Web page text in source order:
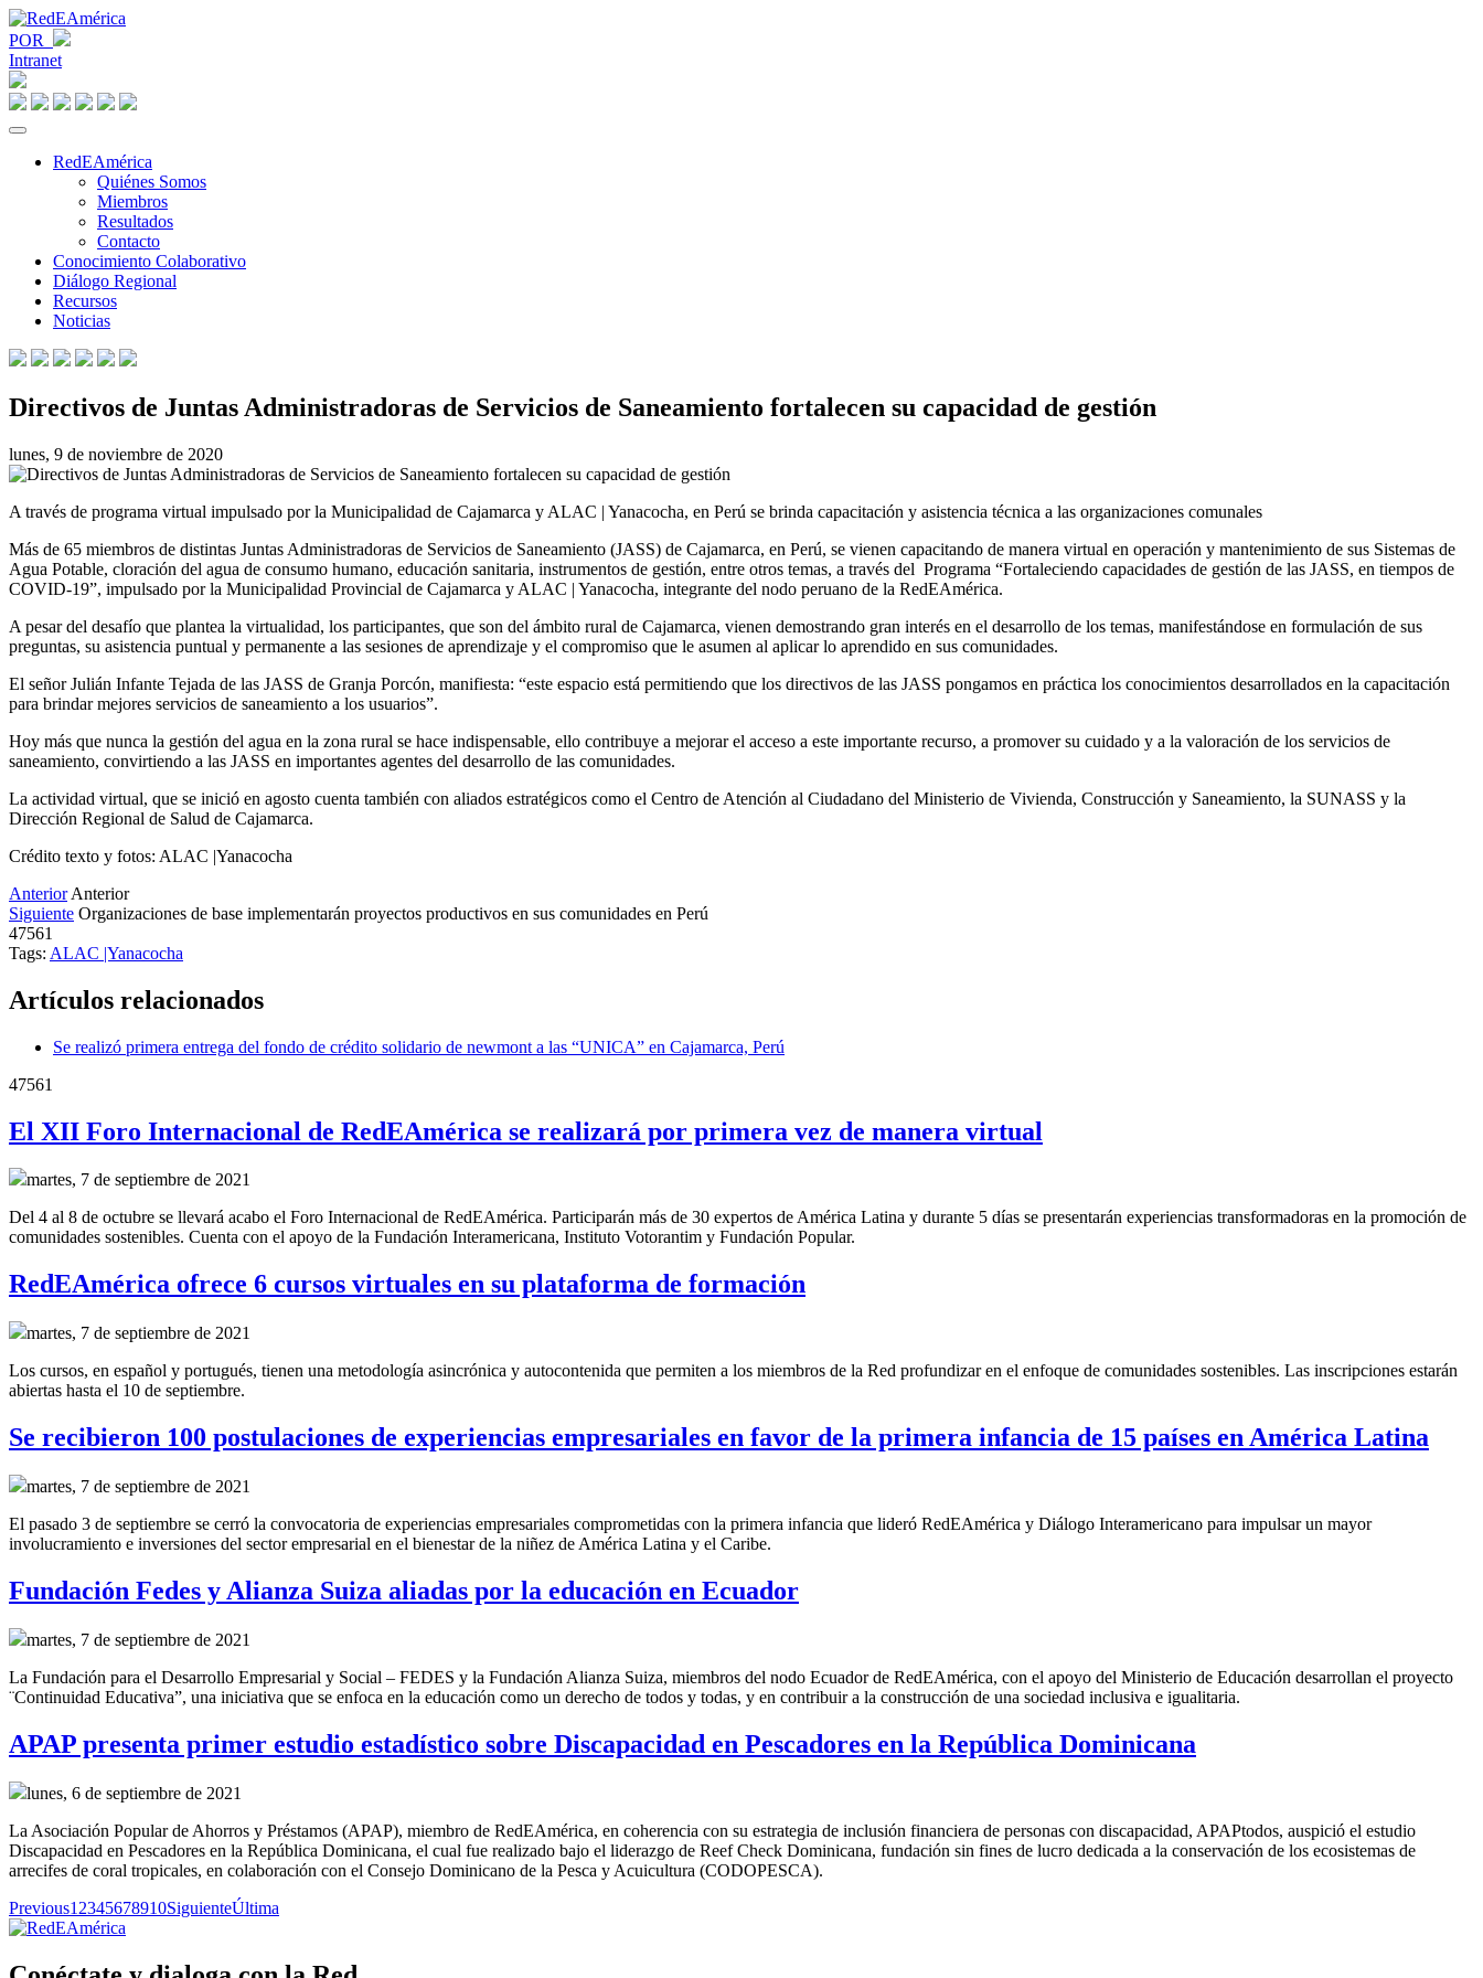
POR
Intranet
RedEAmérica
Quiénes Somos
Miembros
Resultados
Contacto
Conocimiento Colaborativo
Diálogo Regional
Recursos
Noticias
Directivos de Juntas Administradoras de Servicios de Saneamiento fortalecen su capacidad de gestión
lunes, 9 de noviembre de 2020
A través de programa virtual impulsado por la Municipalidad de Cajamarca y ALAC | Yanacocha, en Perú se brinda capacitación y asistencia técnica a las organizaciones comunales
Más de 65 miembros de distintas Juntas Administradoras de Servicios de Saneamiento (JASS) de Cajamarca, en Perú, se vienen capacitando de manera virtual en operación y mantenimiento de sus Sistemas de
Agua Potable, cloración del agua de consumo humano, educación sanitaria, instrumentos de gestión, entre otros temas, a través del Programa “Fortaleciendo capacidades de gestión de las JASS, en tiempos de
COVID-19”, impulsado por la Municipalidad Provincial de Cajamarca y ALAC | Yanacocha, integrante del nodo peruano de la RedEAmérica.
A pesar del desafío que plantea la virtualidad, los participantes, que son del ámbito rural de Cajamarca, vienen demostrando gran interés en el desarrollo de los temas, manifestándose en formulación de sus
preguntas, su asistencia puntual y permanente a las sesiones de aprendizaje y el compromiso que le asumen al aplicar lo aprendido en sus comunidades.
El señor Julián Infante Tejada de las JASS de Granja Porcón, manifiesta: “este espacio está permitiendo que los directivos de las JASS pongamos en práctica los conocimientos desarrollados en la capacitación
para brindar mejores servicios de saneamiento a los usuarios”.
Hoy más que nunca la gestión del agua en la zona rural se hace indispensable, ello contribuye a mejorar el acceso a este importante recurso, a promover su cuidado y a la valoración de los servicios de
saneamiento, convirtiendo a las JASS en importantes agentes del desarrollo de las comunidades.
La actividad virtual, que se inició en agosto cuenta también con aliados estratégicos como el Centro de Atención al Ciudadano del Ministerio de Vivienda, Construcción y Saneamiento, la SUNASS y la
Dirección Regional de Salud de Cajamarca.
Crédito texto y fotos: ALAC |Yanacocha
Anterior Anterior
Siguiente Organizaciones de base implementarán proyectos productivos en sus comunidades en Perú
47561
Tags: ALAC |Yanacocha
Artículos relacionados
Se realizó primera entrega del fondo de crédito solidario de newmont a las “UNICA” en Cajamarca, Perú
47561
El XII Foro Internacional de RedEAmérica se realizará por primera vez de manera virtual
martes, 7 de septiembre de 2021
Del 4 al 8 de octubre se llevará acabo el Foro Internacional de RedEAmérica. Participarán más de 30 expertos de América Latina y durante 5 días se presentarán experiencias transformadoras en la promoción de
comunidades sostenibles. Cuenta con el apoyo de la Fundación Interamericana, Instituto Votorantim y Fundación Popular.
RedEAmérica ofrece 6 cursos virtuales en su plataforma de formación
martes, 7 de septiembre de 2021
Los cursos, en español y portugués, tienen una metodología asincrónica y autocontenida que permiten a los miembros de la Red profundizar en el enfoque de comunidades sostenibles. Las inscripciones estarán
abiertas hasta el 10 de septiembre.
Se recibieron 100 postulaciones de experiencias empresariales en favor de la primera infancia de 15 países en América Latina
martes, 7 de septiembre de 2021
El pasado 3 de septiembre se cerró la convocatoria de experiencias empresariales comprometidas con la primera infancia que lideró RedEAmérica y Diálogo Interamericano para impulsar un mayor
involucramiento e inversiones del sector empresarial en el bienestar de la niñez de América Latina y el Caribe.
Fundación Fedes y Alianza Suiza aliadas por la educación en Ecuador
martes, 7 de septiembre de 2021
La Fundación para el Desarrollo Empresarial y Social – FEDES y la Fundación Alianza Suiza, miembros del nodo Ecuador de RedEAmérica, con el apoyo del Ministerio de Educación desarrollan el proyecto
¨Continuidad Educativa”, una iniciativa que se enfoca en la educación como un derecho de todos y todas, y en contribuir a la construcción de una sociedad inclusiva e igualitaria.
APAP presenta primer estudio estadístico sobre Discapacidad en Pescadores en la República Dominicana
lunes, 6 de septiembre de 2021
La Asociación Popular de Ahorros y Préstamos (APAP), miembro de RedEAmérica, en coherencia con su estrategia de inclusión financiera de personas con discapacidad, APAPtodos, auspició el estudio
Discapacidad en Pescadores en la República Dominicana, el cual fue realizado bajo el liderazgo de Reef Check Dominicana, fundación sin fines de lucro dedicada a la conservación de los ecosistemas de
arrecifes de coral tropicales, en colaboración con el Consejo Dominicano de la Pesca y Acuicultura (CODOPESCA).
Previous1 2345678910SiguienteÚltima